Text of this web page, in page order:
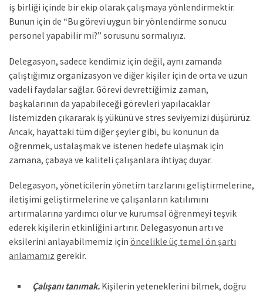
iş birliği içinde bir ekip olarak çalışmaya yönlendirmektir.
Bunun için de “Bu görevi uygun bir yönlendirme sonucu
personel yapabilir mi?” sorusunu sormalıyız.
Delegasyon, sadece kendimiz için değil, aynı zamanda
çalıştığımız organizasyon ve diğer kişiler için de orta ve uzun
vadeli faydalar sağlar. Görevi devrettiğimiz zaman,
başkalarının da yapabileceği görevleri yapılacaklar
listemizden çıkararak iş yükünü ve stres seviyemizi düşürürüz.
Ancak, hayattaki tüm diğer şeyler gibi, bu konunun da
öğrenmek, ustalaşmak ve istenen hedefe ulaşmak için
zamana, çabaya ve kaliteli çalışanlara ihtiyaç duyar.
Delegasyon, yöneticilerin yönetim tarzlarını geliştirmelerine,
iletişimi geliştirmelerine ve çalışanların katılımını
artırmalarına yardımcı olur ve kurumsal öğrenmeyi teşvik
ederek kişilerin etkinliğini artırır. Delegasyonun artı ve
eksilerini anlayabilmemiz için öncelikle üç temel ön şartı
anlamamız gerekir.
Çalışanı tanımak. Kişilerin yeteneklerini bilmek, doğru